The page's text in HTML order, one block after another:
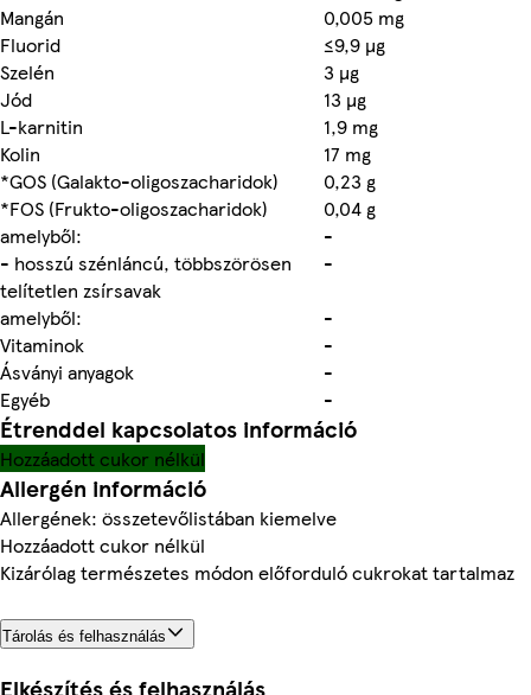
Mangán
0,005 mg
Fluorid
≤9,9 µg
Szelén
3 µg
Jód
13 µg
L-karnitin
1,9 mg
Kolin
17 mg
*GOS (Galakto-oligoszacharidok)
0,23 g
*FOS (Frukto-oligoszacharidok)
0,04 g
amelyből:
-
- hosszú szénláncú, többszörösen
telítetlen zsírsavak
-
amelyből:
-
Vitaminok
-
Ásványi anyagok
-
Egyéb
-
Étrenddel kapcsolatos információ
Hozzáadott cukor nélkül
Allergén információ
Allergének: összetevőlistában kiemelve
Hozzáadott cukor nélkül
Kizárólag természetes módon előforduló cukrokat tartalmaz
Tárolás és felhasználás